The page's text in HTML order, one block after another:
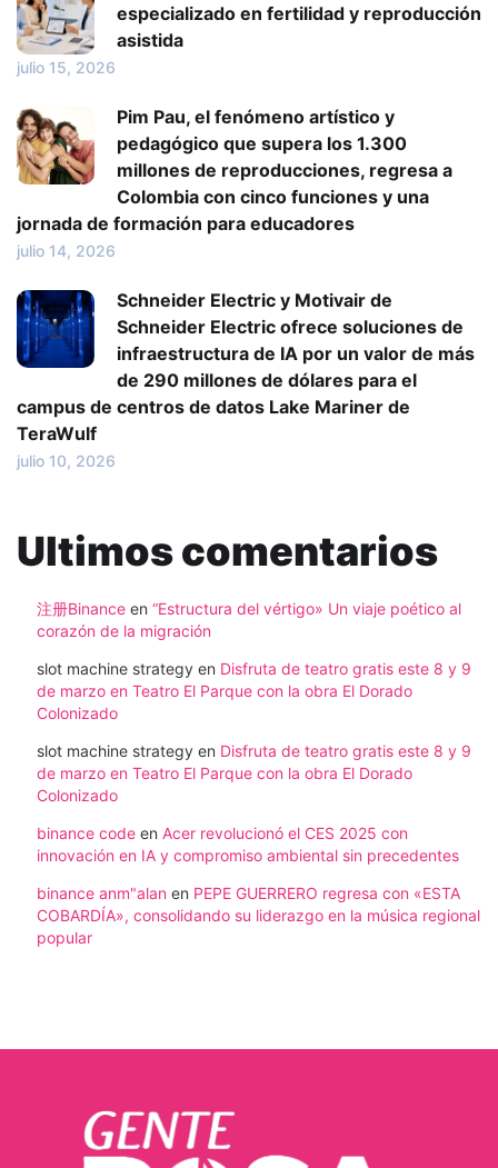
especializado en fertilidad y reproducción
asistida
julio 15, 2026
Pim Pau, el fenómeno artístico y
pedagógico que supera los 1.300
millones de reproducciones, regresa a
Colombia con cinco funciones y una
jornada de formación para educadores
julio 14, 2026
Schneider Electric y Motivair de
Schneider Electric ofrece soluciones de
infraestructura de IA por un valor de más
de 290 millones de dólares para el
campus de centros de datos Lake Mariner de
TeraWulf
julio 10, 2026
Ultimos comentarios
注册Binance en “Estructura del vértigo» Un viaje poético al
corazón de la migración
slot machine strategy en Disfruta de teatro gratis este 8 y 9
de marzo en Teatro El Parque con la obra El Dorado
Colonizado
slot machine strategy en Disfruta de teatro gratis este 8 y 9
de marzo en Teatro El Parque con la obra El Dorado
Colonizado
binance code en Acer revolucionó el CES 2025 con
innovación en IA y compromiso ambiental sin precedentes
binance anm"alan en PEPE GUERRERO regresa con «ESTA
COBARDÍA», consolidando su liderazgo en la música regional
popular